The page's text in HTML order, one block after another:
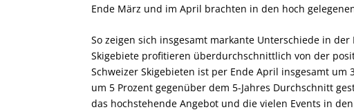
Ende März und im April brachten in den hoch
So zeigen sich insgesamt markante Unterschiede in
Skigebiete profitieren überdurchschnittlich von der
Schweizer Skigebieten ist per Ende April insgesamt
um 5 Prozent gegenüber dem 5-Jahres Durchschnitt
das hochstehende Angebot und die vielen Events in